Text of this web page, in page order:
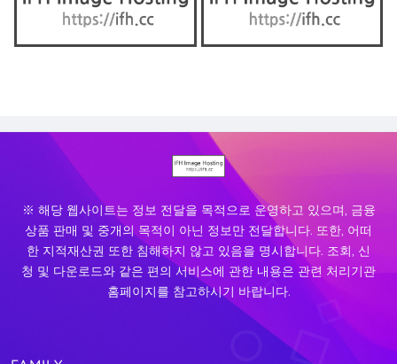
※ 해당 웹사이트는 정보 전달을 목적으로 운영하고 있으며, 금융
상품 판매 및 중개의 목적이 아닌 정보만 전달합니다. 또한, 어떠
한 지적재산권 또한 침해하지 않고 있음을 명시합니다. 조회, 신
청 및 다운로드와 같은 편의 서비스에 관한 내용은 관련 처리기관
홈페이지를 참고하시기 바랍니다.